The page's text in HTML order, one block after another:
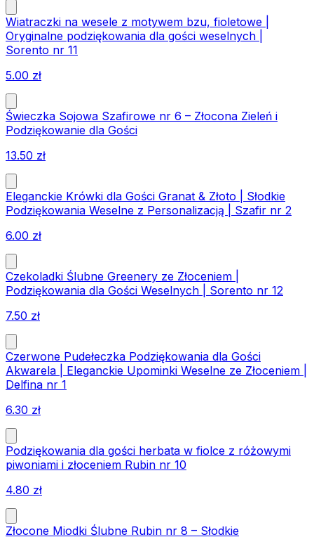
Wiatraczki na wesele z motywem bzu, fioletowe |
Oryginalne podziękowania dla gości weselnych |
Sorento nr 11
5.00 zł
Świeczka Sojowa Szafirowe nr 6 – Złocona Zieleń i
Podziękowanie dla Gości
13.50 zł
Eleganckie Krówki dla Gości Granat & Złoto | Słodkie
Podziękowania Weselne z Personalizacją | Szafir nr 2
6.00 zł
Czekoladki Ślubne Greenery ze Złoceniem |
Podziękowania dla Gości Weselnych | Sorento nr 12
7.50 zł
Czerwone Pudełeczka Podziękowania dla Gości
Akwarela | Eleganckie Upominki Weselne ze Złoceniem |
Delfina nr 1
6.30 zł
Podziękowania dla gości herbata w fiolce z różowymi
piwoniami i złoceniem Rubin nr 10
4.80 zł
Złocone Miodki Ślubne Rubin nr 8 – Słodkie